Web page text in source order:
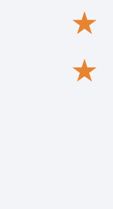
★
★